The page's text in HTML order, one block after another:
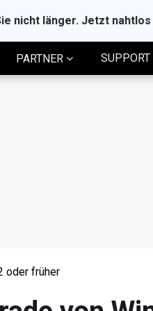
nicht länger. Jetzt
PARTNER SUPPORT
oder früher